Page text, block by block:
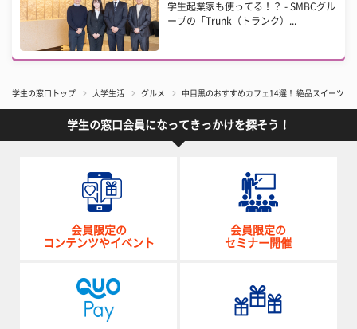
学生起業家も使ってる！？ - SMBCグル
ープの「Trunk（トランク）...
学生の窓口トップ 大学生活 グルメ 中目黒のおすすめカフェ14選！ 絶品スイーツ＆
学生の窓口会員になってきっかけを探そう！
会員限定の
コンテンツやイベント
会員限定の
セミナー開催